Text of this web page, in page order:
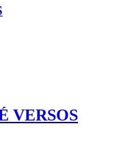
VERSOS